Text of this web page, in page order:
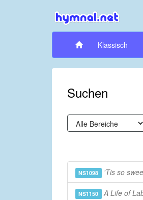
Klassisch
Suchen
NS1098 'Tis so
NS1150 A Life of